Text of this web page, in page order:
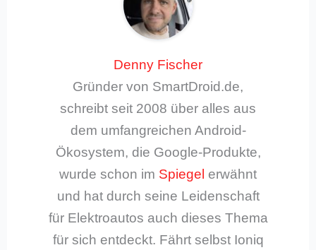
Denny Fischer
Gründer von SmartDroid.de,
schreibt seit 2008 über alles aus
dem umfangreichen Android-
Ökosystem, die Google-Produkte,
wurde schon im Spiegel erwähnt
und hat durch seine Leidenschaft
für Elektroautos auch dieses Thema
für sich entdeckt. Fährt selbst Ioniq